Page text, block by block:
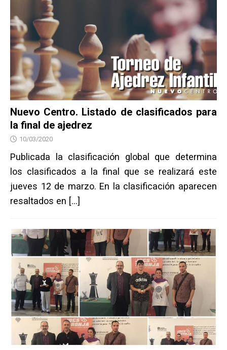
Nuevo Centro. Listado de clasificados para
la final de ajedrez
10/03/2020
Publicada la clasificación global que determina
los clasificados a la final que se realizará este
jueves 12 de marzo. En la clasificación aparecen
resaltados en […]